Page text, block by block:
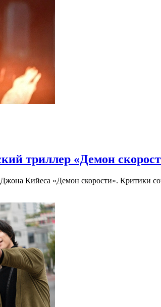
триллер «Демон
Кийеса «Демон скорости». Критики